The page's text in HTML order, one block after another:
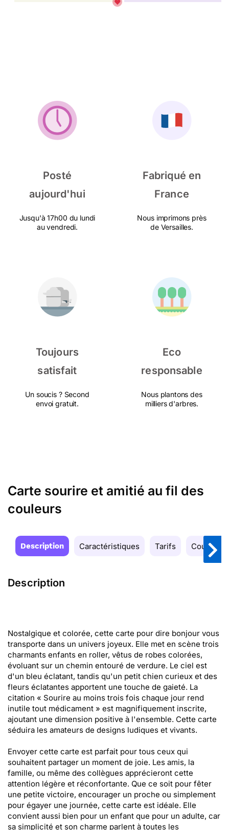
Posté
aujourd'hui
Jusqu'à 17h00 du lundi
au vendredi.
Fabriqué en
France
Nous imprimons près
de Versailles.
Toujours
satisfait
Un soucis ? Second
envoi gratuit.
Eco
responsable
Nous plantons des
milliers d'arbres.
Carte sourire et amitié au fil des
couleurs
Description Caractéristiques Tarifs Couleurs
Description
Nostalgique et colorée, cette carte pour dire bonjour vous
transporte dans un univers joyeux. Elle met en scène trois
charmants enfants en roller, vêtus de robes colorées,
évoluant sur un chemin entouré de verdure. Le ciel est
d'un bleu éclatant, tandis qu'un petit chien curieux et des
fleurs éclatantes apportent une touche de gaieté. La
citation « Sourire au moins trois fois chaque jour rend
inutile tout médicament » est magnifiquement inscrite,
ajoutant une dimension positive à l'ensemble. Cette carte
séduira les amateurs de designs ludiques et vivants.
Envoyer cette carte est parfait pour tous ceux qui
souhaitent partager un moment de joie. Les amis, la
famille, ou même des collègues apprécieront cette
attention légère et réconfortante. Que ce soit pour fêter
une petite victoire, encourager un proche ou simplement
pour égayer une journée, cette carte est idéale. Elle
convient aussi bien pour un enfant que pour un adulte, car
sa simplicité et son charme parlent à toutes les